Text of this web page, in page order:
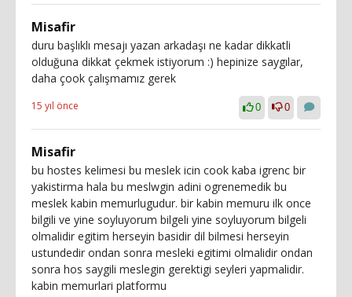
Misafir
duru başlıklı mesajı yazan arkadaşı ne kadar dikkatli
olduğuna dikkat çekmek istiyorum :) hepinize saygılar,
daha çook çalışmamız gerek
15 yıl önce 0 0
Misafir
bu hostes kelimesi bu meslek icin cook kaba igrenc bir
yakistirma hala bu meslwgin adini ogrenemedik bu
meslek kabin memurlugudur. bir kabin memuru ilk once
bilgili ve yine soyluyorum bilgeli yine soyluyorum bilgeli
olmalidir egitim herseyin basidir dil bilmesi herseyin
ustundedir ondan sonra mesleki egitimi olmalidir ondan
sonra hos saygili meslegin gerektigi seyleri yapmalidir.
kabin memurlari platformu